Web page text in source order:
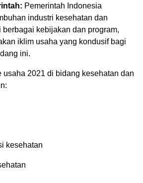
Pemerintah Indonesia
industri kesehatan dan
berbagai kebijakan dan program,
iklim usaha yang kondusif bagi
ini.
usaha 2021 di bidang kesehatan dan
kesehatan